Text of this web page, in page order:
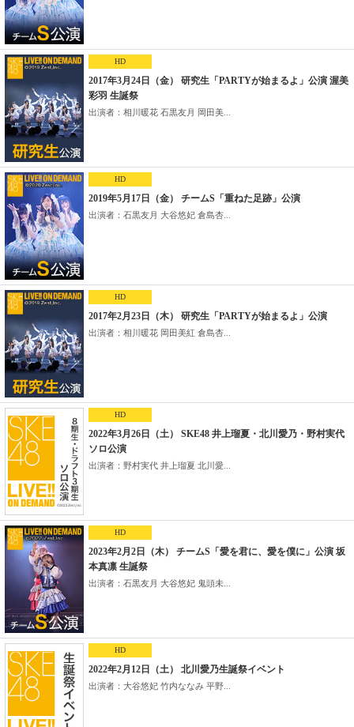
HD
2017年3月24日（金） 研究生「PARTYが始まるよ」公演 渥美
彩羽 生誕祭
出演者：相川暖花 石黒友月 岡田美...
HD
2019年5月17日（金） チームS「重ねた足跡」公演
出演者：石黒友月 大谷悠妃 倉島杏...
HD
2017年2月23日（木） 研究生「PARTYが始まるよ」公演
出演者：相川暖花 岡田美紅 倉島杏...
HD
2022年3月26日（土） SKE48 井上瑠夏・北川愛乃・野村実代
ソロ公演
出演者：野村実代 井上瑠夏 北川愛...
HD
2023年2月2日（木） チームS「愛を君に、愛を僕に」公演 坂
本真凛 生誕祭
出演者：石黒友月 大谷悠妃 鬼頭未...
HD
2022年2月12日（土） 北川愛乃生誕祭イベント
出演者：大谷悠妃 竹内ななみ 平野...